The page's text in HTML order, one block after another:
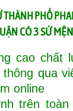
THÀNH PHỐ
CÓ 3 SỨ
cao chất
qua
online
trên